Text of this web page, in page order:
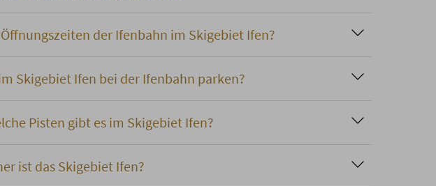
der Ifenbahn im Skigebiet Ifen?
Skigebiet Ifen bei der Ifenbahn parken?
Pisten gibt es im Skigebiet Ifen?
ist das Skigebiet Ifen?